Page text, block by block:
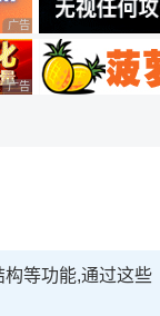
广告 商业广告，理性选择
广告 商业广告，理性选择
等功能,通过这些